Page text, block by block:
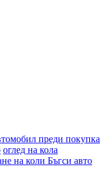
преди покупка
оглед на кола
на коли Бъгси авто